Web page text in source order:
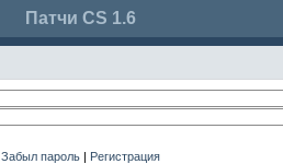
Патчи CS 1.6
Забыл пароль | Регистрация